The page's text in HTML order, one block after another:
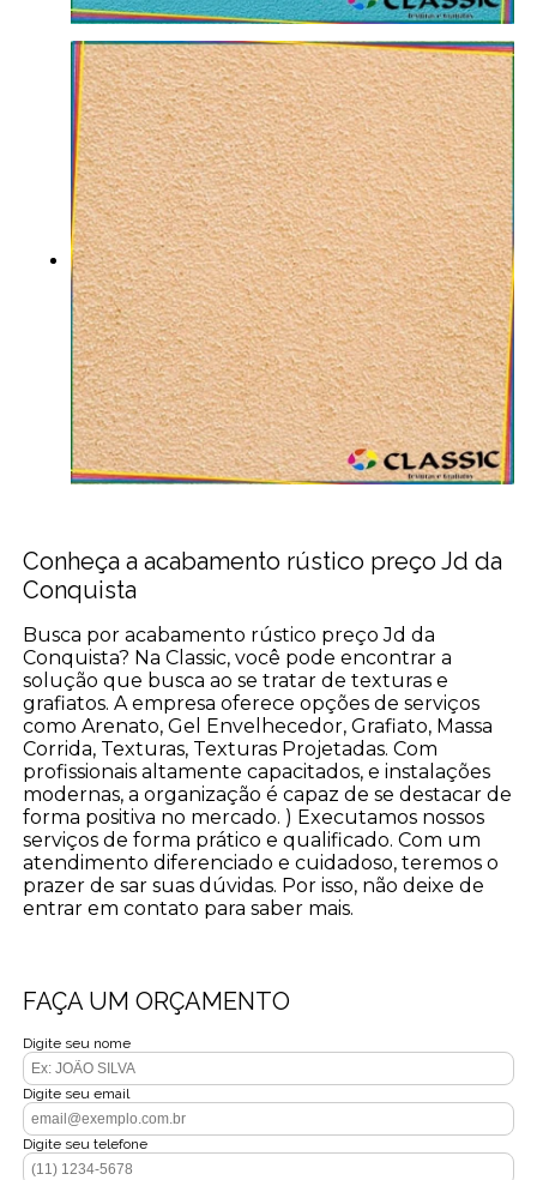
Conheça a acabamento rústico preço Jd da
Conquista
Busca por acabamento rústico preço Jd da
Conquista? Na Classic, você pode encontrar a
solução que busca ao se tratar de texturas e
grafiatos. A empresa oferece opções de serviços
como Arenato, Gel Envelhecedor, Grafiato, Massa
Corrida, Texturas, Texturas Projetadas. Com
profissionais altamente capacitados, e instalações
modernas, a organização é capaz de se destacar de
forma positiva no mercado. ) Executamos nossos
serviços de forma prático e qualificado. Com um
atendimento diferenciado e cuidadoso, teremos o
prazer de sar suas dúvidas. Por isso, não deixe de
entrar em contato para saber mais.
FAÇA UM ORÇAMENTO
Digite seu nome
Digite seu email
Digite seu telefone